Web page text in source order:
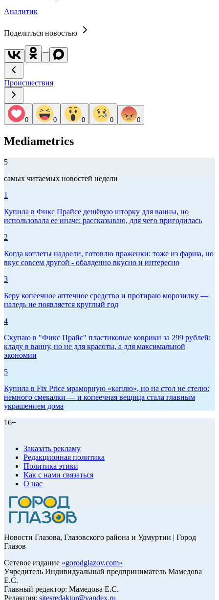
Аналитик
Поделиться новостью
Происшествия
0 0 0 0 0
Mediametrics
5
самых читаемых новостей недели
1
Купила в Фикс Прайсе дешёвую шторку для ванны, но
использовала ее иначе: рассказываю, для чего пригодилась
2
Когда котлеты надоели, готовлю праженки: тоже из фарша, но
вкус совсем другой - обалденно вкусно и интересно
3
Беру копеечное аптечное средство и протираю морозилку —
наледь не появляется круглый год
4
Скупаю в "Фикс Прайс" пластиковые коврики за 299 рублей:
кладу в ванну, но не для красоты, а для максимальной
экономии
5
Купила в Fix Price мраморную «каплю», но на стол не стелю:
немного смекалки — и копеечная вещица стала главным
украшением дома
16+
Заказать рекламу
Редакционная политика
Политика этики
Как с нами связаться
О нас
Новости Глазова, Глазовского района и Удмуртии | Город
Глазов
Сетевое издание «gorodglazov.com»
Учредитель Индивидуальный предприниматель Мамедова
Е.С.
Главный редактор: Мамедова Е.С.
Редакция: sitesredaktor@yandex.ru